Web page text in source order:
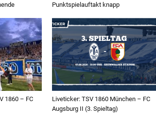
Punktspielauftakt knapp
1860 – FC
Liveticker: TSV 1860 München – FC
Augsburg II (3. Spieltag)